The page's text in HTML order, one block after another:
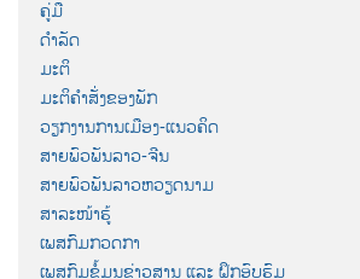
ຄູ່ມື
ດຳລັດ
ມະຕິ
ມະຕິຄຳສັ່ງຂອງພັກ
ວຽກງານການເມືອງ-ແນວຄິດ
ສາຍພົວພັນລາວ-ຈີນ
ສາຍພົວພັນລາວຫວຽດນາມ
ສາລະໜ້າຮູ້
ເພສກົມກວດກາ
ເພສກົມຂໍ້ມູນຂ່າວສານ ແລະ ຝຶກອົບຮົມ